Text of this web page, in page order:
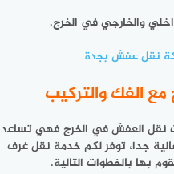
والخارجي في الخرج.
نقل عفش بجدة
الفك والتركيب
نقل العفش في الخرج فهي تساعد
جدا، توفر لكم خدمة نقل غرف
بها بالخطوات التالية.